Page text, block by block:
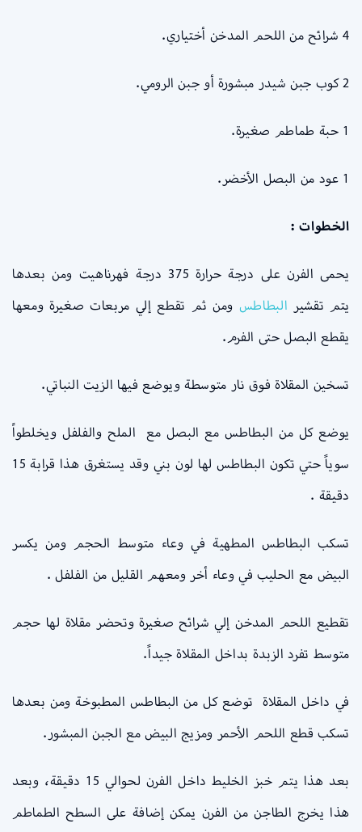
4 شرائح من اللحم المدخن أختياري.
2 كوب جبن شيدر مبشورة أو جبن الرومي.
1 حبة طماطم صغيرة.
1 عود من البصل الأخضر.
الخطوات :
يحمى الفرن على درجة حرارة 375 درجة فهرناهيت ومن بعدها
يتم تقشير البطاطس ومن ثم تقطع إلي مربعات صغيرة ومعها
يقطع البصل حتى الفرم.
تسخين المقلاة فوق نار متوسطة ويوضع فيها الزيت النباتي.
يوضع كل من البطاطس مع البصل مع الملح والفلفل ويخلطواً
سوياً حتي تكون البطاطس لها لون بني وقد يستغرق هذا قرابة 15
دقيقة .
تسكب البطاطس المطهية في وعاء متوسط الحجم ومن يكسر
البيض مع الحليب في وعاء أخر ومعهم القليل من الفلفل .
تقطيع اللحم المدخن إلي شرائح صغيرة وتحضر مقلاة لها حجم
متوسط تفرد الزبدة بداخل المقلاة جيداً.
في داخل المقلاة توضع كل من البطاطس المطبوخة ومن بعدها
تسكب قطع اللحم الأحمر ومزيج البيض مع الجبن المبشور.
بعد هذا يتم خبز الخليط داخل الفرن لحوالي 15 دقيقة، وبعد
هذا يخرج الطاجن من الفرن يمكن إضافة على السطح الطماطم